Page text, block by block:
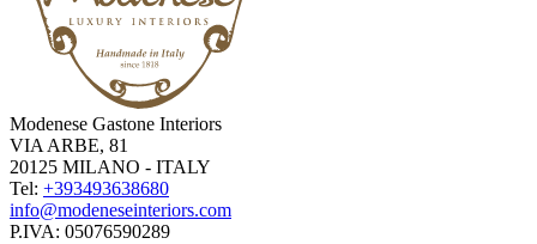
Modenese Gastone Interiors
VIA ARBE, 81
20125 MILANO - ITALY
Tel: +393493638680
info@modeneseinteriors.com
P.IVA: 05076590289